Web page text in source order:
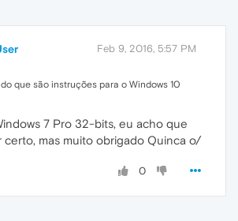
Feb 9, 2016, 5:57 PM
que são instruções para o Windows 10
7 Pro 32-bits, eu acho que
certo, mas muito obrigado Quinca o/
0